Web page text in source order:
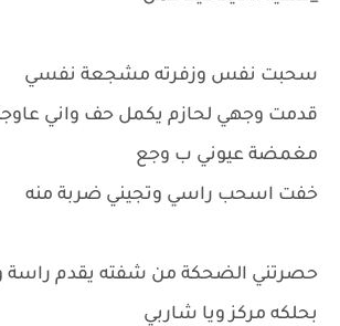
سحبت نفس وزفرته مشجعة نفسي
قدمت وجهي لحازم يكمل حف واني
مغمضة عيوني ب وجع
خفت اسحب راسي وتجيني ضربة منه
حصرتني الضحكة من شفته يقدم راسة
بحلكه مركز ويا شاربي